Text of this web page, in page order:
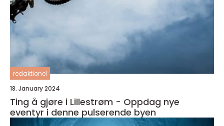
redaktionel
18. January 2024
Ting å gjøre i Lillestrøm - Oppdag nye
eventyr i denne pulserende byen